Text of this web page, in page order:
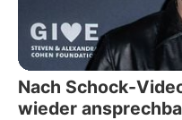
Nach Schock-
wieder